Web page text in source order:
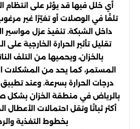
أي خلل فيها قد يؤثر على انتظام
تلفًا في الوصلات أو تغيّرًا غير
داخل الشبكة. تنفيذ عزل مواسير
تقليل تأثير الحرارة الخارجية
بالخزان، ويحميها من التلف
المستمر، كما يحد من المشكلات
درجات الحرارة بسرعة. وعند تطبيق
بالرياض في منطقة الخزان بشكل
أكثر ثباتًا وتقل احتمالات الأعطال
بخطوط التغذية